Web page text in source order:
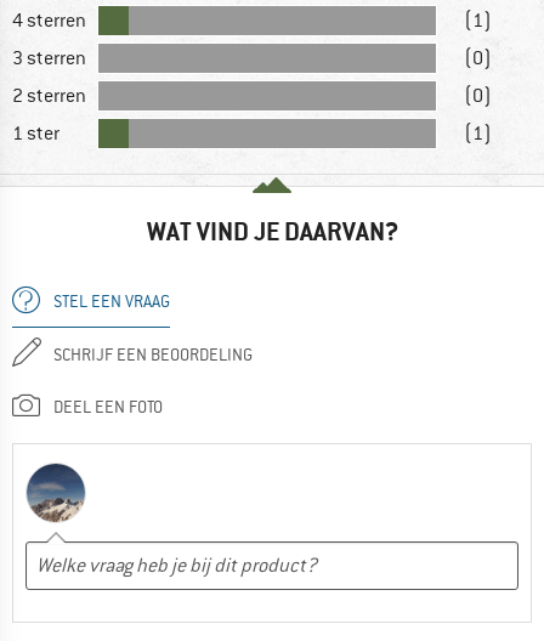
4 sterren
(1)
3 sterren
(0)
2 sterren
(0)
1 ster
(1)
WAT VIND JE DAARVAN?
STEL EEN VRAAG
SCHRIJF EEN BEOORDELING
DEEL EEN FOTO